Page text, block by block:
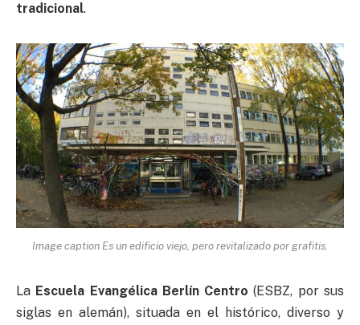
tradicional.
Image caption Es un edificio viejo, pero revitalizado por grafitis.
La Escuela Evangélica Berlín Centro (ESBZ, por sus
siglas en alemán), situada en el histórico, diverso y